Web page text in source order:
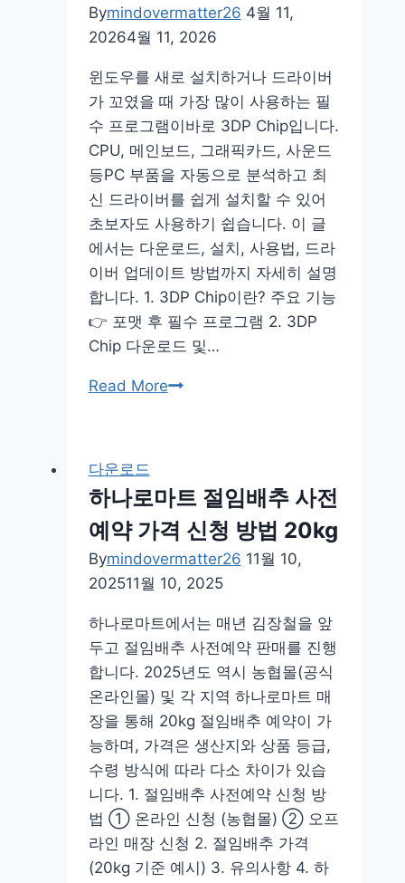
두
기
습
–
바
둑
사
이
트
두
는
법
Bymindovermatter26 4월 11,
20264월 11, 2026
윈도우를 새로 설치하거나 드라이버
가 꼬였을 때 가장 많이 사용하는 필
수 프로그램이바로 3DP Chip입니다.
CPU, 메인보드, 그래픽카드, 사운드
등PC 부품을 자동으로 분석하고 최
신 드라이버를 쉽게 설치할 수 있어
초보자도 사용하기 쉽습니다. 이 글
에서는 다운로드, 설치, 사용법, 드라
이버 업데이트 방법까지 자세히 설명
합니다. 1. 3DP Chip이란? 주요 기능
👉 포맷 후 필수 프로그램 2. 3DP
Chip 다운로드 및…
Read More3dp
드
사
용
법
라
이
버
업
데
이
트
다운로드
하나로마트 절임배추 사전
예약 가격 신청 방법 20kg
Bymindovermatter26 11월 10,
202511월 10, 2025
하나로마트에서는 매년 김장철을 앞
두고 절임배추 사전예약 판매를 진행
합니다. 2025년도 역시 농협몰(공식
온라인몰) 및 각 지역 하나로마트 매
장을 통해 20kg 절임배추 예약이 가
능하며, 가격은 생산지와 상품 등급,
수령 방식에 따라 다소 차이가 있습
니다. 1. 절임배추 사전예약 신청 방
법 ① 온라인 신청 (농협몰) ② 오프
라인 매장 신청 2. 절임배추 가격
(20kg 기준 예시) 3. 유의사항 4. 하